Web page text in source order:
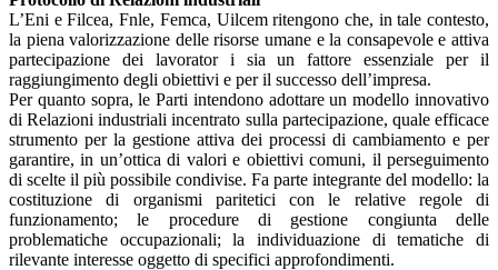
L’Eni e Filcea, Fnle, Femca, Uilcem ritengono che, in tale contesto,
la piena valorizzazione delle risorse umane e la consapevole e attiva
partecipazione dei lavorator i sia un fattore essenziale per il
raggiungimento degli obiettivi e per il successo dell’impresa.
Per quanto sopra, le Parti intendono adottare un modello innovativo
di Relazioni industriali incentrato sulla partecipazione, quale efficace
strumento per la gestione attiva dei processi di cambiamento e per
garantire, in un’ottica di valori e obiettivi comuni, il perseguimento
di scelte il più possibile condivise. Fa parte integrante del modello: la
costituzione di organismi paritetici con le relative regole di
funzionamento; le procedure di gestione congiunta delle
problematiche occupazionali; la individuazione di tematiche di
rilevante interesse oggetto di specifici approfondimenti.